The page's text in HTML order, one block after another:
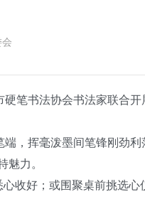
笔书法协会书法家联合开
，挥毫泼墨间笔锋刚劲利
魅力。
收好；或围聚桌前挑选心